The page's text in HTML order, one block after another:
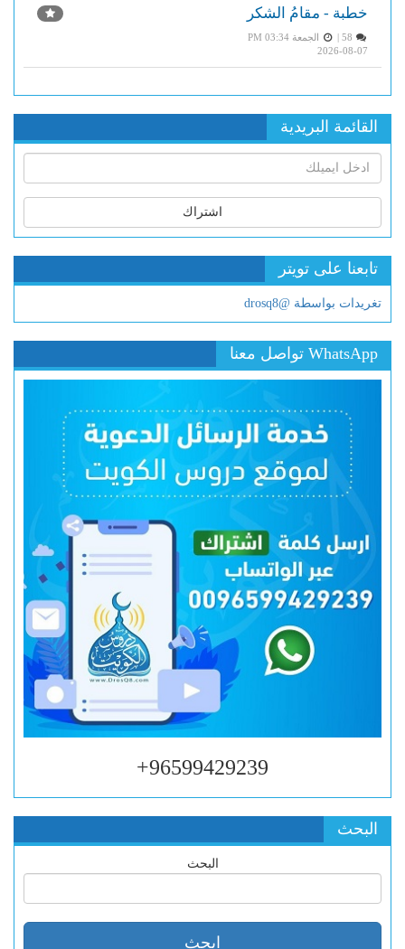
خطبة - مقامُ الشكر
الجمعة PM 03:34
2026-08-07
القائمة البريدية
اشتراك
تابعنا على تويتر
تغريدات بواسطة @drosq8
WhatsApp تواصل معنا
96599429239+
البحث
البحث